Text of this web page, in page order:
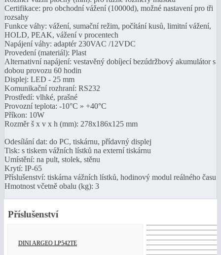
Certifikace: pro obchodní vážení (10000d), možné nastavení pro tři
rozsahy
Funkce váhy: vážení, sumační režim, počítání kusů, limitní vážení,
HOLD, PEAK, vážení v procentech
Napájení váhy: adaptér 230VAC /12VDC
Provedení (materiál): Plast
Alternativní napájení: vestavěný dobíjecí bezúdržbový akumulátor s
dobou provozu 60 hodin
Displej: LED - 25 mm
Komunikační rozhraní: RS232
Prostředí: vlhké, prašné
Provozní teplota: -10°C » +40°C
Příkon: 10W
Rozměr š x v x h (mm): 278x186x125 mm
Odesílání dat: do PC, tiskárnu, přídavný displej
Tisk: s tiskem vážních lístků na externí tiskárnu
Umístění: na pult, stolek, stěnu
Krytí: IP-65
Příslušenství: tiskárna vážních lístků, hodinový modul reálného času
Hmotnost včetně obalu (kg): 3
Příslušenství
DINI ARGEO LP542TE